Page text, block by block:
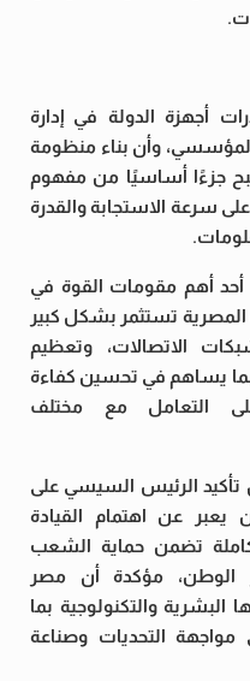
أجهزة الدولة في إدارة
المؤسسي، وأن بناء منظومة
جزءًا أساسيًا من مفهوم
سرعة الاستجابة والقدرة
أحد أهم مقومات القوة في
المصرية تستثمر بشكل كبير
الاتصالات، وتعظيم
بما يساهم في تحسين كفاءة
التعامل مع مختلف
الرئيس السيسي على
يعبر عن اهتمام القيادة
تضمن حماية الشعب
الوطن، مؤكدة أن مصر
والتكنولوجية بما
مواجهة التحديات وصناعة